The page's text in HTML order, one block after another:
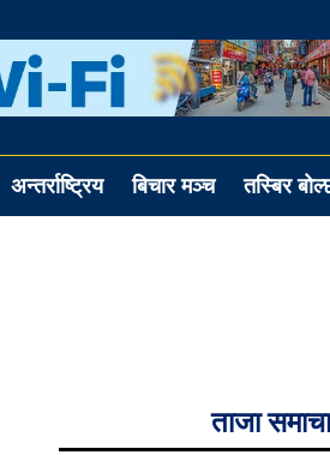
अन्तर्राष्ट्रिय बिचार मञ्च तस्बिर
ताजा